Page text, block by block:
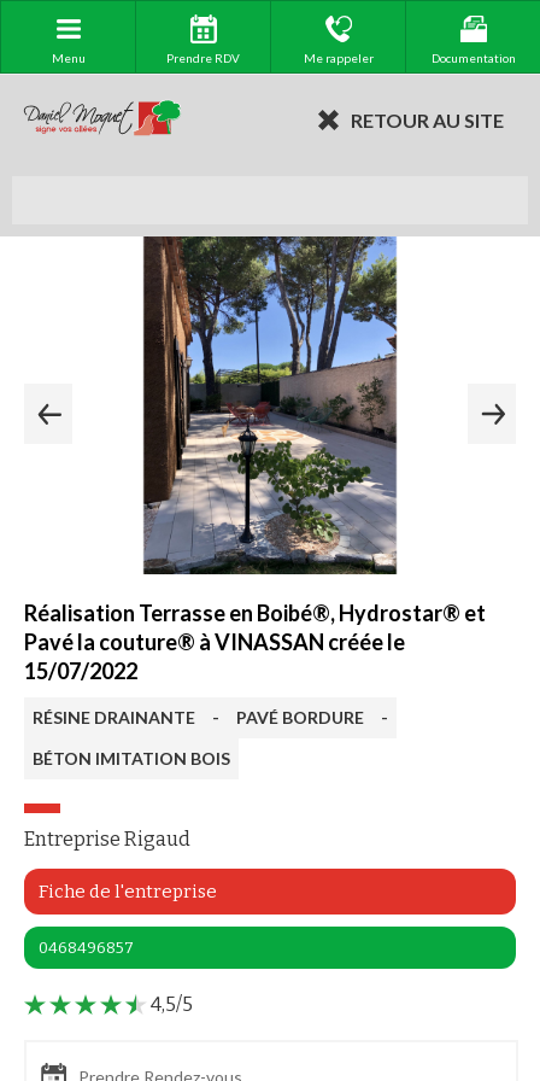
Menu Prendre RDV Me rappeler Documentation
RETOUR AU SITE
Réalisation Terrasse en Boibé®, Hydrostar® et
Pavé la couture® à VINASSAN créée le
15/07/2022
RÉSINE DRAINANTE - PAVÉ BORDURE
-
BÉTON IMITATION BOIS
Entreprise Rigaud
Fiche de l'entreprise
0468496857
4,5/5